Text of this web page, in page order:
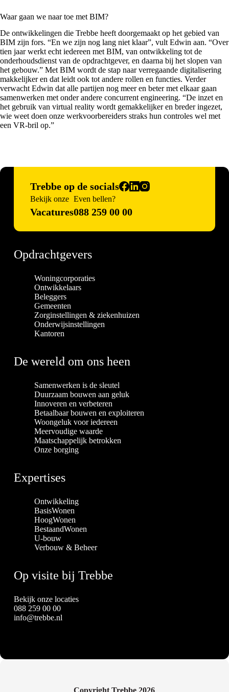
Waar gaan we naar toe met BIM?
De ontwikkelingen die Trebbe heeft doorgemaakt op het gebied van
BIM zijn fors. “En we zijn nog lang niet klaar”, vult Edwin aan. “Over
tien jaar werkt echt iedereen met BIM, van ontwikkeling tot de
onderhoudsdienst van de opdrachtgever, en daarna bij het slopen van
het gebouw.” Met BIM wordt de stap naar verregaande digitalisering
makkelijker en dat leidt ook tot andere rollen en functies. Verder
verwacht Edwin dat alle partijen nog meer en beter met elkaar gaan
samenwerken met onder andere concurrent engineering. “De inzet en
het gebruik van virtual reality wordt gemakkelijker en breder ingezet,
wie weet doen onze werkvoorbereiders straks hun controles wel met
een VR-bril op.”
Trebbe op de socials
Bekijk onze
Vacatures
Even bellen?
088 259 00 00
Opdrachtgevers
Woningcorporaties
Ontwikkelaars
Beleggers
Gemeenten
Zorginstellingen & ziekenhuizen
Onderwijsinstellingen
Kantoren
De wereld om ons heen
Samenwerken is de sleutel
Duurzaam bouwen aan geluk
Innoveren en verbeteren
Betaalbaar bouwen en exploiteren
Woongeluk voor iedereen
Meervoudige waarde
Maatschappelijk betrokken
Onze borging
Expertises
Ontwikkeling
BasisWonen
HoogWonen
BestaandWonen
U-bouw
Verbouw & Beheer
Op visite bij Trebbe
Bekijk onze locaties
088 259 00 00
info@trebbe.nl